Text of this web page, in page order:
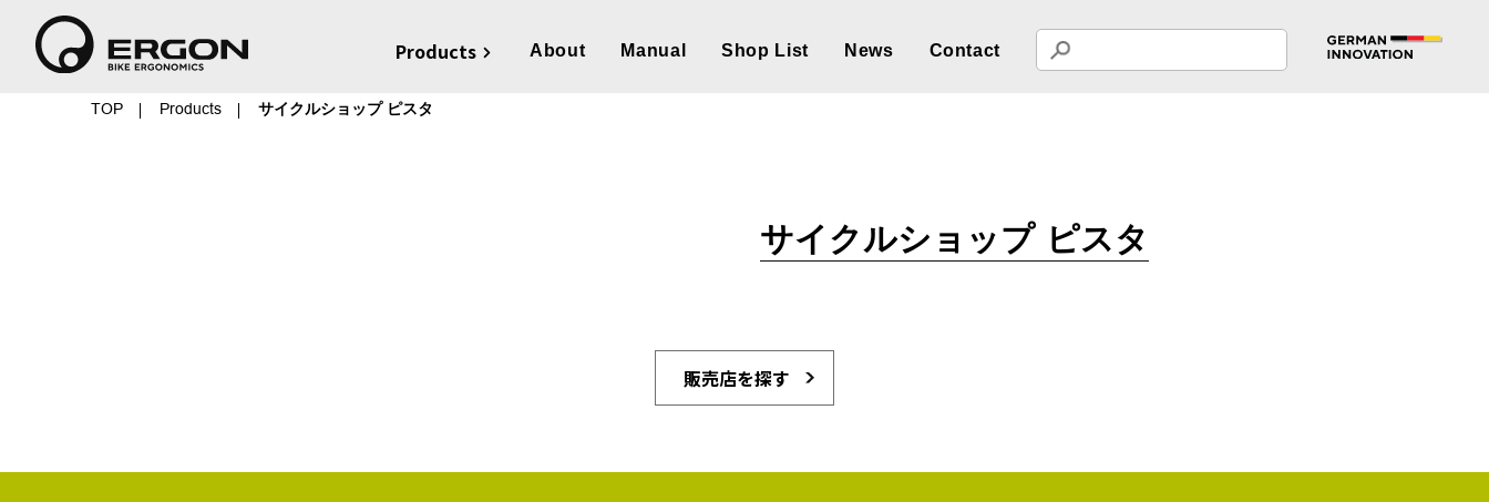
Products About Manual Shop List News Contact
TOP Products サイクルショップ ピスタ
サイクルショップ ピスタ
販売店を探す